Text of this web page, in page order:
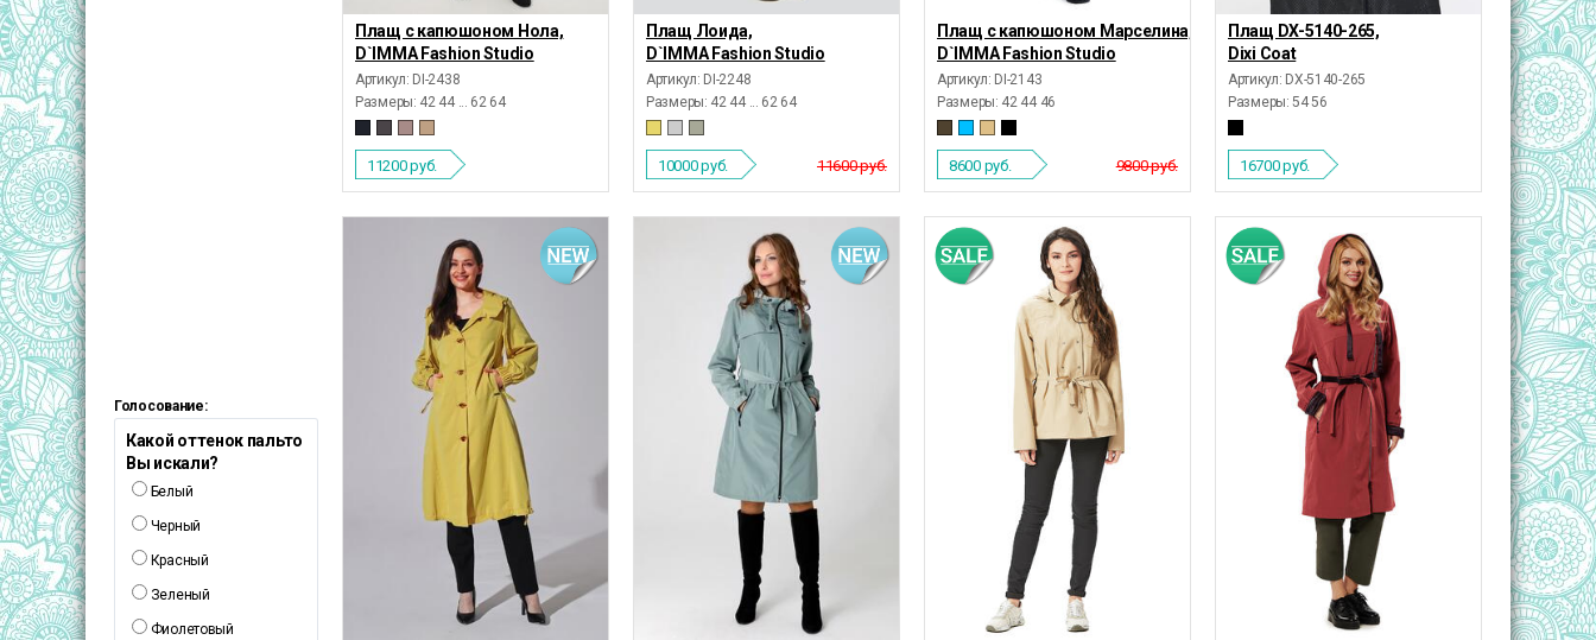
Голосование:
Какой оттенок пальто
Вы искали?
Белый
Черный
Красный
Зеленый
Фиолетовый
Плащ с капюшоном Нола,
D`IMMA Fashion Studio
Артикул: DI-2438
Размеры: 42 44 ... 62 64
11200руб.
Плащ Лоида,
D`IMMA Fashion Studio
Артикул: DI-2248
Размеры: 42 44 ... 62 64
11600 руб.
10000руб.
Плащ с капюшоном Марселина,
D`IMMA Fashion Studio
Артикул: DI-2143
Размеры: 42 44 46
9800 руб.
8600 руб.
Плащ DX-5140-265,
Dixi Coat
Артикул: DX-5140-265
Размеры: 54 56
16700руб.